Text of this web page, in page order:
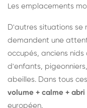
Les emplacements
D'autres situations se
demandent une
occupés, anciens
d'enfants,
abeilles. Dans tous
volume + calme + abri
européen.